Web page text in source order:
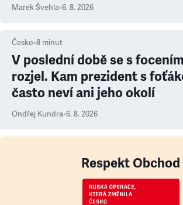
Marek Švehla•6. 8. 2026
Česko•8 minut
V poslední době se s
rozjel. Kam prezident s
často neví ani jeho okolí
Ondřej Kundra•6. 8. 2026
Respekt Obchod